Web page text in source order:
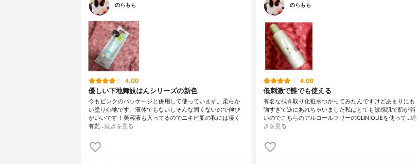
のらもも
4.00
優しい下地舞妓はんシリーズの新色
今もピンクのパッケージと併用して使っています。柔らか
い塗り心地です。液体でもないしそんな固くないので伸び
がいいです！美容液も入ってるのでニキビ肌の私には凄く
有難…続きを見る
のらもも
4.00
低刺激で誰でも使える
有名な拭き取り化粧水つかってみたんですけどあまりにも
強すぎて逆にあれちゃいました私はとても敏感肌で肌が弱
いのでこちらのアルコールフリーのCLINIQUEを使って…続
きを見る